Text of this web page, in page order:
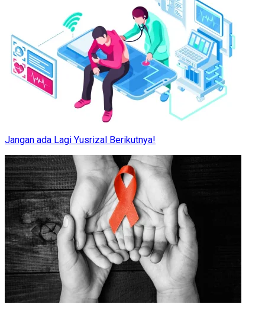
Jangan ada Lagi Yusrizal Berikutnya!